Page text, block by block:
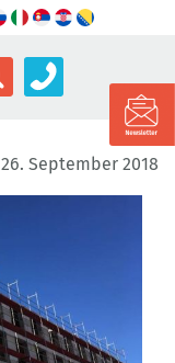
26. September 2018